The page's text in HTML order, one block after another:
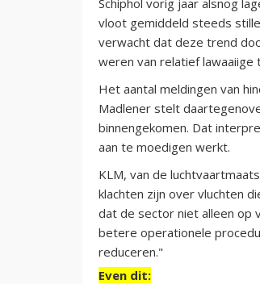
vloot gemiddeld steeds
verwacht dat deze trend
weren van relatief lawaaiige
Het aantal meldingen van
Madlener stelt
binnengekomen. Dat
aan te moedigen werkt.
KLM, van de
klachten zijn over vluchten
dat de sector niet alleen op
betere operationele
reduceren."
Even dit: